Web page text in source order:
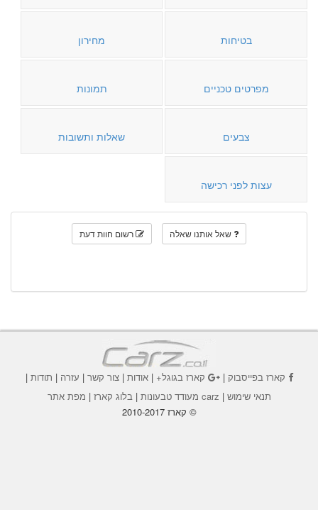
בטיחות מחירון
מפרטים טכניים תמונות
צבעים שאלות ותשובות
עצות לפני רכישה
שאל אותנו שאלה רשום חוות דעת
קארז בפייסבוק| קארז בגוגל+|אודות |צור קשר | עזרה | תודות |
תנאי שימוש | carz מעודד טבעונות | בלוג קארז | מפת אתר
© קארז 2010-2017